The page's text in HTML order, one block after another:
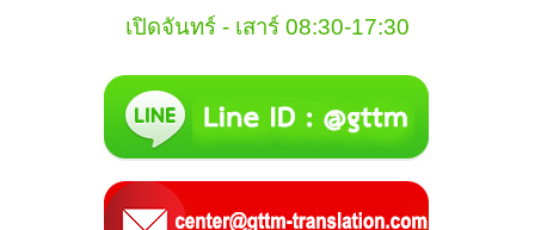
เปิดจันทร์ - เสาร์ 08:30-17:30